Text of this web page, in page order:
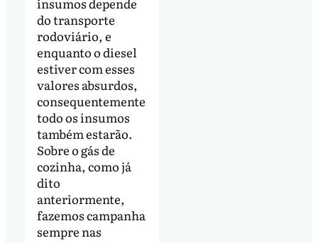
do transporte
rodoviário, e
enquanto o diesel
estiver com esses
valores absurdos,
consequentemente
todo os insumos
também estarão.
Sobre o gás de
cozinha, como já
dito
anteriormente,
fazemos campanha
sempre nas